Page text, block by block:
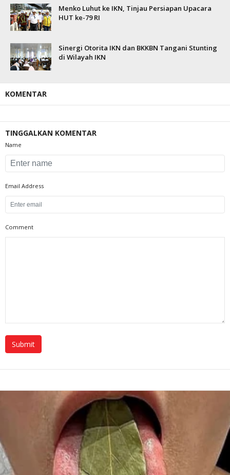
Menko Luhut ke IKN, Tinjau Persiapan Upacara
HUT ke-79 RI
Sinergi Otorita IKN dan BKKBN Tangani Stunting
di Wilayah IKN
KOMENTAR
TINGGALKAN KOMENTAR
Name
Email Address
Comment